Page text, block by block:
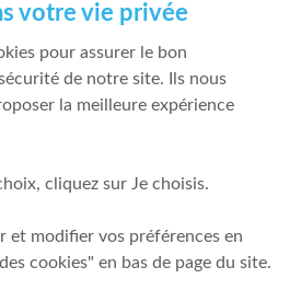
et de résolution
votre vie privée
pour assurer le bon
de notre site. Ils nous
la meilleure expérience
cliquez sur Je choisis.
et modifier vos préférences en
cookies" en bas de page du site.